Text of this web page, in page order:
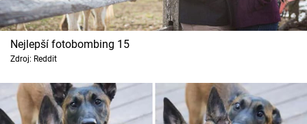
Nejlepší fotobombing 15
Zdroj: Reddit